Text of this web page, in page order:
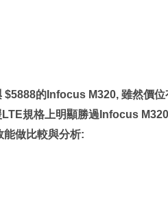
$5888的 Infocus M320, 雖然價位
LTE規格上明顯勝過 Infocus
能做比較與分析: